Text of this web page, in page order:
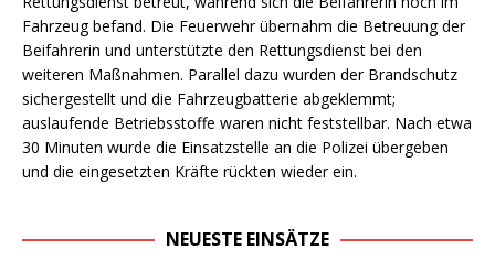
Fahrzeug befand. Die Feuerwehr übernahm die Betreuung der
Beifahrerin und unterstützte den Rettungsdienst bei den
weiteren Maßnahmen. Parallel dazu wurden der Brandschutz
sichergestellt und die Fahrzeugbatterie abgeklemmt;
auslaufende Betriebsstoffe waren nicht feststellbar. Nach etwa
30 Minuten wurde die Einsatzstelle an die Polizei übergeben
und die eingesetzten Kräfte rückten wieder ein.
NEUESTE EINSÄTZE